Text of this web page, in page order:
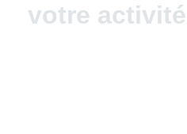
votre activité